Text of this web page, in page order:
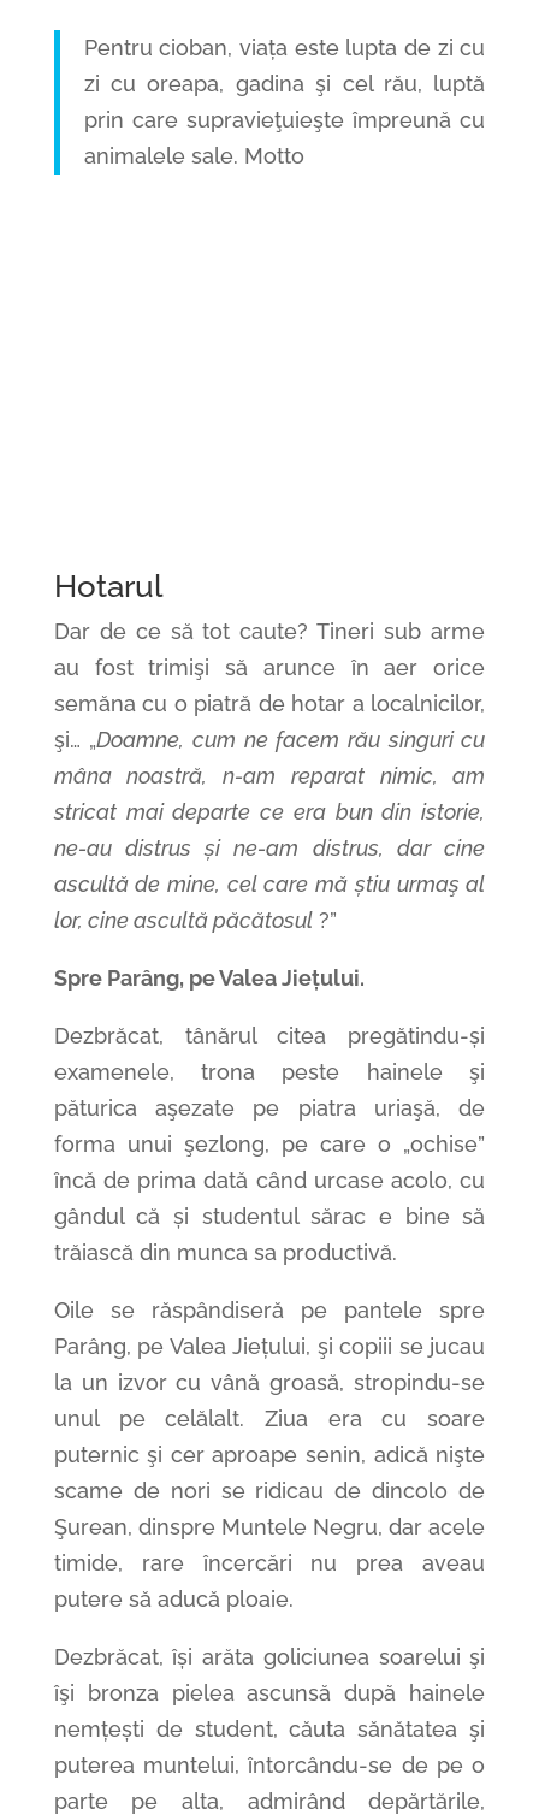
Pentru cioban, viața este lupta de zi cu
zi cu oreapa, gadina şi cel rău, luptă
prin care supravieţuieşte împreună cu
animalele sale. Motto
Hotarul
Dar de ce să tot caute? Tineri sub arme
au fost trimişi să arunce în aer orice
semăna cu o piatră de hotar a localnicilor,
şi… „Doamne, cum ne facem rău singuri cu
mâna noastră, n-am reparat nimic, am
stricat mai departe ce era bun din istorie,
ne-au distrus și ne-am distrus, dar cine
ascultă de mine, cel care mă știu urmaş al
lor, cine ascultă păcătosul?”
Spre Parâng, pe Valea Jiețului.
Dezbrăcat, tânărul citea pregătindu-și
examenele, trona peste hainele şi
păturica aşezate pe piatra uriaşă, de
forma unui şezlong, pe care o „ochise”
încă de prima dată când urcase acolo, cu
gândul că și studentul sărac e bine să
trăiască din munca sa productivă.
Oile se răspândiseră pe pantele spre
Parâng, pe Valea Jiețului, şi copiii se jucau
la un izvor cu vână groasă, stropindu-se
unul pe celălalt. Ziua era cu soare
puternic şi cer aproape senin, adică nişte
scame de nori se ridicau de dincolo de
Şurean, dinspre Muntele Negru, dar acele
timide, rare încercări nu prea aveau
putere să aducă ploaie.
Dezbrăcat, își arăta goliciunea soarelui şi
îşi bronza pielea ascunsă după hainele
nemțești de student, căuta sănătatea şi
puterea muntelui, întorcându-se de pe o
parte pe alta, admirând depărtările,